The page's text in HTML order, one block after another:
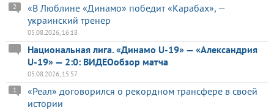
«В Люблине «Динамо» победит «Карабах», —
украинский тренер
2
05.08.2026, 16:18
Национальная лига. «Динамо U-19» — «Александрия
U-19» — 2:0: ВИДЕОобзор матча
05.08.2026, 15:57
«Реал» договорился о рекордном трансфере в своей
истории
1